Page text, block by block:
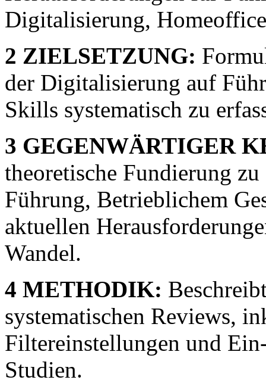
Digitalisierung,
2 ZIELSETZUNG:
der Digitalisierung auf
Skills systematisch zu
3 GEGENWÄRTIGER
theoretische Fundierung
Führung, Betrieblichem
aktuellen
Wandel.
4 METHODIK:
systematischen Reviews,
Filtereinstellungen und
Studien.